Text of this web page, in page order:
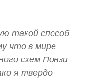
такой способ
что в мире
схем Понзи
я твердо